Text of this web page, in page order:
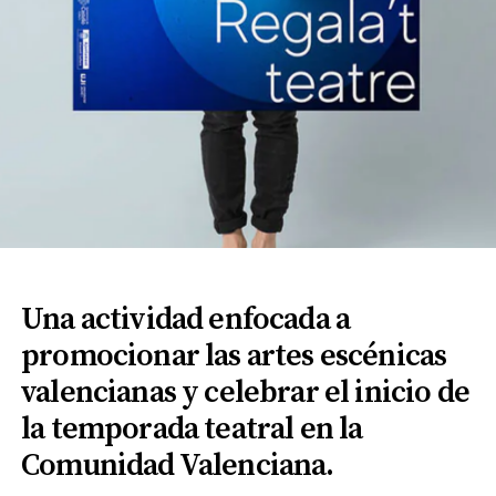
Una actividad enfocada a
promocionar las artes escénicas
valencianas y celebrar el inicio de
la temporada teatral en la
Comunidad Valenciana.